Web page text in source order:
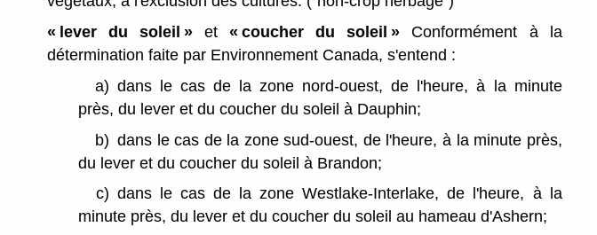
« lever du soleil »et« coucher du soleil » Conformément à la
détermination faite par Environnement Canada, s'entend :
a) dans le cas de la zone nord-ouest, de l'heure, à la minute
près, du lever et du coucher du soleil à Dauphin;
b) dans le cas de la zone sud-ouest, de l'heure, à la minute près,
du lever et du coucher du soleil à Brandon;
c) dans le cas de la zone Westlake-Interlake, de l'heure, à la
minute près, du lever et du coucher du soleil au hameau d'Ashern;